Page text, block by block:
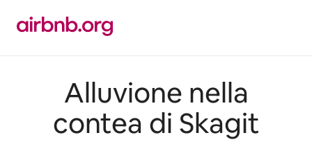
contenuto
Alluvione nella
contea di Skagit